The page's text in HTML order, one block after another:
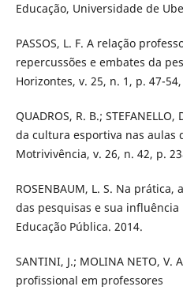
Educação, Universidade de
PASSOS, L. F. A relação
repercussões e embates da
Horizontes, v. 25, n. 1, p. 47-
QUADROS, R. B.;
da cultura esportiva nas aulas
Motrivivência, v. 26, n. 42, p.
ROSENBAUM, L. S. Na
das pesquisas e sua influência
Educação Pública. 2014.
SANTINI, J.; MOLINA NETO,
profissional em professores